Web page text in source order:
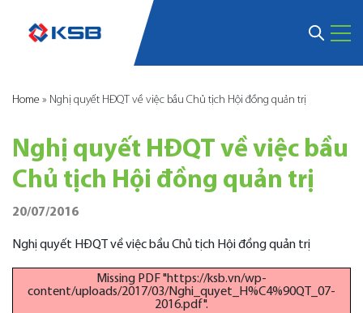
Home » Nghị quyết HĐQT về việc bầu Chủ tịch Hội đồng quản trị
Nghị quyết HĐQT về việc bầu
Chủ tịch Hội đồng quản trị
20/07/2016
Nghị quyết HĐQT về việc bầu Chủ tịch Hội đồng quản trị
Missing PDF "https://ksb.vn/wp-
content/uploads/2017/03/Nghi_quyet_H%C4%90QT_07-
2016.pdf".